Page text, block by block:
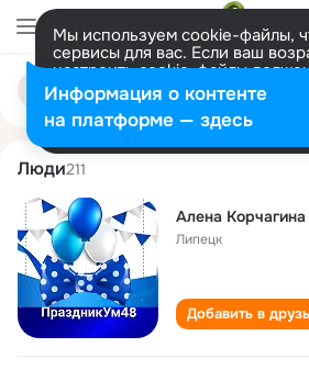
Мы используем cookie-файлы,
сервисы для вас. Если ваш
настроить cookie-файлы
представитель. Больше
Разрешить все Настроить
Поиск
людям
alyona korchagina
Люди211
Алена Корчагина
Липецк
Добавить в
Информация о контенте
на платформе — здесь